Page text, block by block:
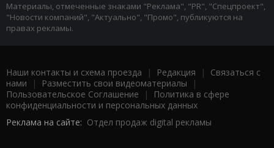
Материалы, отмеченные знаками "Реклама", "PR", "Спецпроект",
"Новости компаний", "Актуально", "Промо", публикуются на
правах рекламы.
Наши контакты и схема проезда | Редакция | Связаться с
нами | Разместить свои видеоматериалы |
Пользовательское Соглашение |
Политика в сфере
конфиденциальности и персональных данных
Реклама на сайте: Отдел продаж digital рекламы